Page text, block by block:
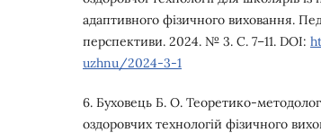
адаптивного фізичного виховання.
перспективи. 2024. № 3. С. 7–11. DOI:
uzhnu/2024-3-1
6. Буховець Б. О. Теоретико-
оздоровчих технологій фізичного